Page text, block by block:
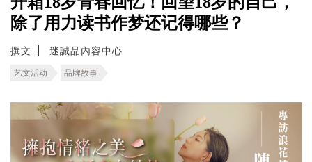
除了用力读书作梦还记得哪些？
撰文 迷誠品內容中心
艺文活动 品牌故事